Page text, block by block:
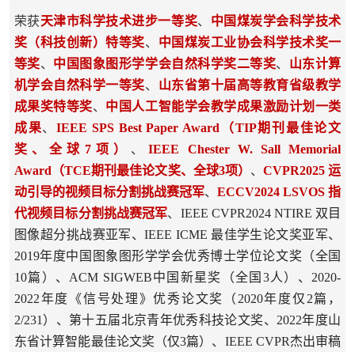
荣获天津市科学技术进步一等奖、 中国煤炭学会科学技术
奖（科技创新）特等奖、 中国煤炭工业协会科学技术奖一
等奖、 中国图象图形学学会自然科学奖二等奖、 山东计算
机学会自然科学一等奖、 山东省第十届高等教育省级教学
成果奖特等奖、 中国人工智能学会教学成果激励计划一类
成果、IEEE SPS Best Paper Award（TIP期刊最佳论文
奖、全球7项） 、IEEE Chester W. Sall Memorial
Award（TCE期刊最佳论文奖、全球3项） 、CVPR2025 运
动引导的视频目标分割挑战赛冠军、ECCV2024 LSVOS 指
代视频目标分割挑战赛冠军、 IEEE CVPR2024 NTIRE 双目
图像超分挑战赛亚军、IEEE ICME 最佳学生论文奖亚军、
2019年度中国图象图形学学会优秀博士学位论文奖（全国
10篇）、ACM SIGWEB中国新星奖（全国3人）、2020-
2022年度《信号处理》优秀论文奖（2020年度仅2篇，
2/231）、第十五届北京青年优秀科技论文奖、2022年度山
东省计算智能最佳论文奖（仅3篇）、IEEE CVPR杰出审稿